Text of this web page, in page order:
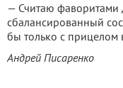
— Считаю фаворитами
сбалансированный
бы только с
Андрей Писаренко